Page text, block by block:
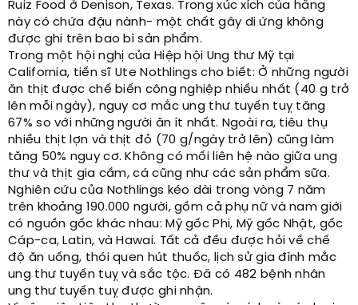
Ruiz Food ở Denison, Texas. Trong xúc xích của hãng
này có chứa đậu nành- một chất gây di ứng không
được ghi trên bao bì sản phẩm.
Trong một hội nghị của Hiệp hội Ung thư Mỹ tại
California, tiến sĩ Ute Nothlings cho biết: Ở những người
ăn thịt được chế biến công nghiệp nhiều nhất (40 g trở
lên mỗi ngày), nguy cơ mắc ung thư tuyến tuỵ tăng
67% so với những người ăn ít nhất. Ngoài ra, tiêu thụ
nhiều thịt lợn và thịt đỏ (70 g/ngày trở lên) cũng làm
tăng 50% nguy cơ. Không có mối liên hệ nào giữa ung
thư và thịt gia cầm, cá cũng như các sản phẩm sữa.
Nghiên cứu của Nothlings kéo dài trong vòng 7 năm
trên khoảng 190.000 người, gồm cả phụ nữ và nam giới
có nguồn gốc khác nhau: Mỹ gốc Phi, Mỹ gốc Nhật, gốc
Cáp-ca, Latin, và Hawai. Tất cả đều được hỏi về chế
độ ăn uống, thói quen hút thuốc, lịch sử gia đình mắc
ung thư tuyến tuỵ và sắc tộc. Đã có 482 bệnh nhân
ung thư tuyến tuỵ được ghi nhận.